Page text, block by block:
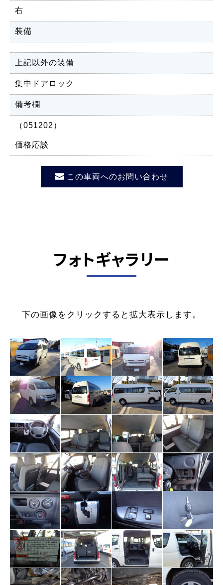
右
装備
上記以外の装備
集中ドアロック
備考欄
（051202）
価格応談
この車両へのお問い合わせ
フォトギャラリー
下の画像をクリックすると拡大表示します。